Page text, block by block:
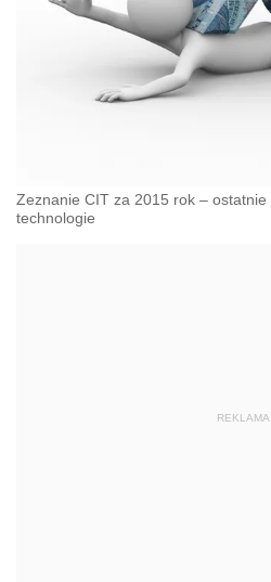
Zeznanie CIT za 2015 rok –
technologie